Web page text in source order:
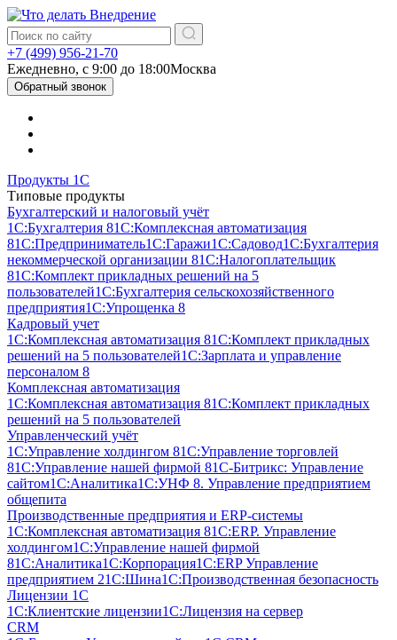
+7 (499) 956-21-70
Ежедневно, c 9:00 до 18:00Москва
Обратный звонок
Продукты 1С
Типовые продукты
Бухгалтерский и налоговый учёт
1С:Бухгалтерия 81С:Комплексная автоматизация
81С:Предприниматель1С:Гаражи1С:Садовод1С:Бухгалтерия
некоммерческой организации 81С:Налогоплательщик
81С:Комплект прикладных решений на 5
пользователей1С:Бухгалтерия сельскохозяйственного
предприятия1С:Упрощенка 8
Кадровый учет
1С:Комплексная автоматизация 81С:Комплект прикладных
решений на 5 пользователей1С:Зарплата и управление
персоналом 8
Комплексная автоматизация
1С:Комплексная автоматизация 81С:Комплект прикладных
решений на 5 пользователей
Управленческий учёт
1С:Управление холдингом 81С:Управление торговлей
81С:Управление нашей фирмой 81С-Битрикс: Управление
сайтом1С:Аналитика1С:УНФ 8. Управление предприятием
общепита
Производственные предприятия и ERP-системы
1С:Комплексная автоматизация 81С:ERP. Управление
холдингом1С:Управление нашей фирмой
81С:Аналитика1С:Корпорация1С:ERP Управление
предприятием 21С:Шина1С:Производственная безопасность
Лицензии 1С
1С:Клиентские лицензии1С:Лицензия на сервер
CRM